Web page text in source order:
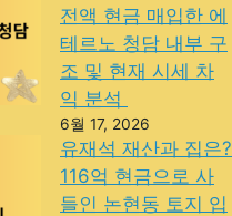
전액 현금 매입한 에
테르노 청담 내부 구
조 및 현재 시세 차
익 분석
6월 17, 2026
유재석 재산과 집은?
116억 현금으로 사
들인 논현동 토지 입